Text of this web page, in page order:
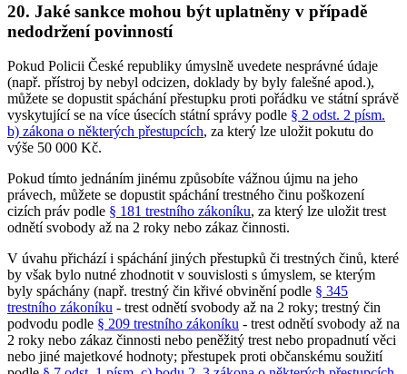
20. Jaké sankce mohou být uplatněny v případě
nedodržení povinností
Pokud Policii České republiky úmyslně uvedete nesprávné údaje
(např. přístroj by nebyl odcizen, doklady by byly falešné apod.),
můžete se dopustit spáchání přestupku proti pořádku ve státní správě
vyskytující se na více úsecích státní správy podle § 2 odst. 2 písm.
b) zákona o některých přestupcích, za který lze uložit pokutu do
výše 50 000 Kč.
Pokud tímto jednáním jinému způsobíte vážnou újmu na jeho
právech, můžete se dopustit spáchání trestného činu poškození
cizích práv podle § 181 trestního zákoníku, za který lze uložit trest
odnětí svobody až na 2 roky nebo zákaz činnosti.
V úvahu přichází i spáchání jiných přestupků či trestných činů, které
by však bylo nutné zhodnotit v souvislosti s úmyslem, se kterým
byly spáchány (např. trestný čin křivé obvinění podle § 345
trestního zákoníku - trest odnětí svobody až na 2 roky; trestný čin
podvodu podle § 209 trestního zákoníku - trest odnětí svobody až na
2 roky nebo zákaz činnosti nebo peněžitý trest nebo propadnutí věci
nebo jiné majetkové hodnoty; přestupek proti občanskému soužití